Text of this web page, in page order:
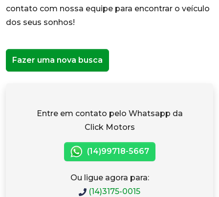
contato com nossa equipe para encontrar o veículo
dos seus sonhos!
Fazer uma nova busca
Entre em contato pelo Whatsapp da
Click Motors
(14)99718-5667
Ou ligue agora para:
(14)3175-0015